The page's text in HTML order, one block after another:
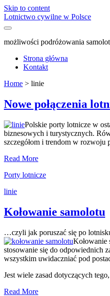
Skip to content
Lotnictwo cywilne w Polsce
możliwości podróżowania
Strona główna
Kontakt
Home > linie
Tag:
<span>linie</
Nowe połączenia
Polskie porty lotnicze w
biznesowych i turystycznych.
szczegółom i trendom w rozwoju
Read MoreNowe
lotnicze
zyskują
na
popularności?
Porty lotnicze
linie
Kołowanie samolotu
…czyli jak poruszać się po
Kołowanie
stosowanie się do odpowiednich
wszystkim uwidaczniać pod
Jest wiele zasad dotyczących
Read MoreKołowanie